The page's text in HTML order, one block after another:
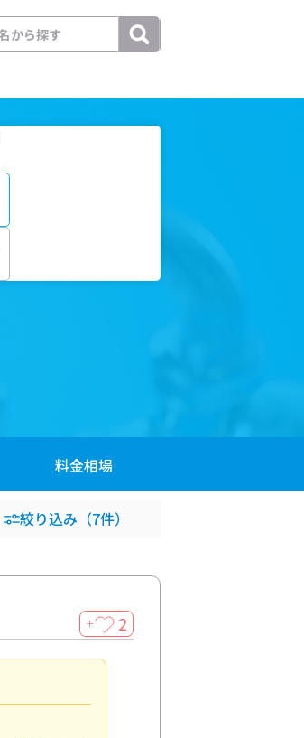
料金相場
絞り込み （7件）
＋ 2